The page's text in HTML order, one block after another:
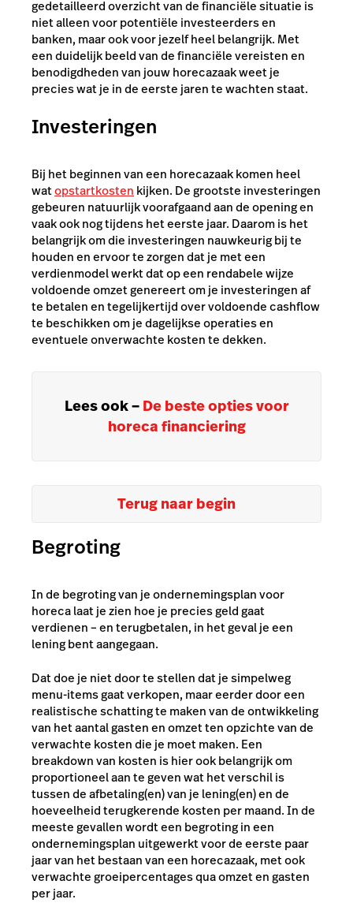
gedetailleerd overzicht van de financiële situatie is
niet alleen voor potentiële investeerders en
banken, maar ook voor jezelf heel belangrijk. Met
een duidelijk beeld van de financiële vereisten en
benodigdheden van jouw horecazaak weet je
precies wat je in de eerste jaren te wachten staat.
Investeringen
Bij het beginnen van een horecazaak komen heel
watopstartkosten kijken. De grootste investeringen
gebeuren natuurlijk voorafgaand aan de opening en
vaak ook nog tijdens het eerste jaar. Daarom is het
belangrijk om die investeringen nauwkeurig bij te
houden en ervoor te zorgen dat je met een
verdienmodel werkt dat op een rendabele wijze
voldoende omzet genereert om je investeringen af
te betalen en tegelijkertijd over voldoende cashflow
te beschikken om je dagelijkse operaties en
eventuele onverwachte kosten te dekken.
Lees ook – De beste opties voor
horeca financiering
Terug naar begin
Begroting
In de begroting van je ondernemingsplan voor
horeca laat je zien hoe je precies geld gaat
verdienen – en terugbetalen, in het geval je een
lening bent aangegaan.
Dat doe je niet door te stellen dat je simpelweg
menu-items gaat verkopen, maar eerder door een
realistische schatting te maken van de ontwikkeling
van het aantal gasten en omzet ten opzichte van de
verwachte kosten die je moet maken. Een
breakdown van kosten is hier ook belangrijk om
proportioneel aan te geven wat het verschil is
tussen de afbetaling(en) van je lening(en) en de
hoeveelheid terugkerende kosten per maand. In de
meeste gevallen wordt een begroting in een
ondernemingsplan uitgewerkt voor de eerste paar
jaar van het bestaan van een horecazaak, met ook
verwachte groeipercentages qua omzet en gasten
per jaar.